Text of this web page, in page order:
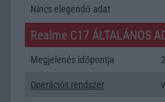
Nincs elegendő adat
Realme C17 ÁLTALÁNOS
Megjelenés időpontja
Operációs rendszer